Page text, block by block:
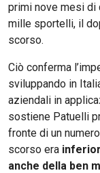
primi nove mesi di
mille sportelli, il
scorso.
Ciò conferma
sviluppando in
aziendali in
sostiene Patuelli
fronte di un
scorso era
anche della ben